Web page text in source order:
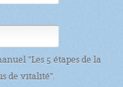
"Les 5 étapes de la
de vitalité".